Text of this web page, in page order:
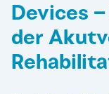
Devices
der